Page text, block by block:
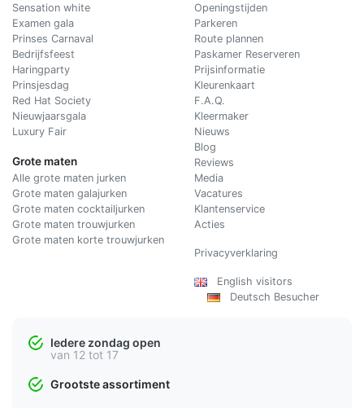
Sensation white
Examen gala
Prinses Carnaval
Bedrijfsfeest
Haringparty
Prinsjesdag
Red Hat Society
Nieuwjaarsgala
Luxury Fair
Grote maten
Alle grote maten jurken
Grote maten galajurken
Grote maten cocktailjurken
Grote maten trouwjurken
Grote maten korte trouwjurken
Openingstijden
Parkeren
Route plannen
Paskamer Reserveren
Prijsinformatie
Kleurenkaart
F.A.Q.
Kleermaker
Nieuws
Blog
Reviews
Media
Vacatures
Klantenservice
Acties
Privacyverklaring
English visitors
Deutsch Besucher
Iedere zondag open
van 12 tot 17
Grootste assortiment